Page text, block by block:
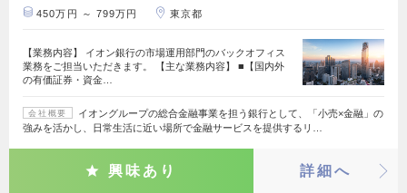
450万円 ～ 799万円 東京都
【業務内容】 イオン銀行の市場運用部門のバックオフィス
業務をご担当いただきます。 【主な業務内容】 ■【国内外
の有価証券・資金…
会社概要
イオングループの総合金融事業を担う銀行として、「小売×金融」の
強みを活かし、日常生活に近い場所で金融サービスを提供するリ…
興味あり 詳細へ